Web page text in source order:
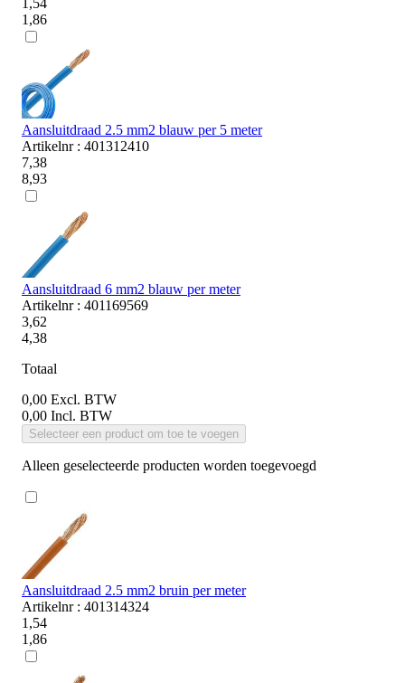
1,54
1,86
Aansluitdraad 2.5 mm2 blauw per 5 meter
Artikelnr : 401312410
7,38
8,93
Aansluitdraad 6 mm2 blauw per meter
Artikelnr : 401169569
3,62
4,38
Totaal
0,00 Excl. BTW
0,00 Incl. BTW
Selecteer een product om toe te voegen
Alleen geselecteerde producten worden toegevoegd
Aansluitdraad 2.5 mm2 bruin per meter
Artikelnr : 401314324
1,54
1,86